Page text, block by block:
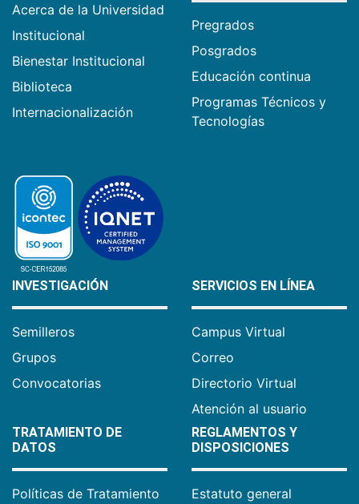
Acerca de la Universidad
Institucional
Bienestar Institucional
Biblioteca
Internacionalización
Pregrados
Posgrados
Educación continua
Programas Técnicos y
Tecnologías
INVESTIGACIÓN
Semilleros
Grupos
Convocatorias
SERVICIOS EN LÍNEA
Campus Virtual
Correo
Directorio Virtual
Atención al usuario
TRATAMIENTO DE
DATOS
Políticas de Tratamiento
REGLAMENTOS Y
DISPOSICIONES
Estatuto general